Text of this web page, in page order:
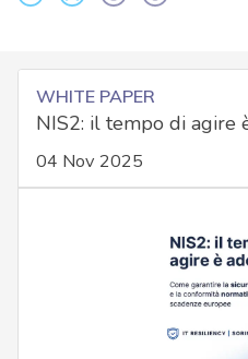
WHITE PAPER
NIS2: il tempo di agire
04 Nov 2025